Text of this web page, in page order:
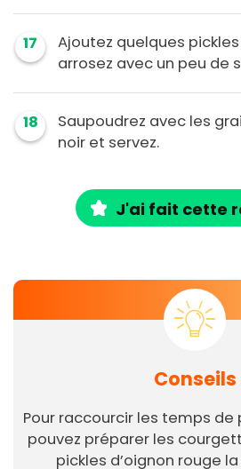
17
Ajoutez quelques
arrosez avec un peu de
18
Saupoudrez avec les
noir et servez.
J'ai fait cette
Conseils
Pour raccourcir les temps de
pouvez préparer les
pickles d’oignon rouge